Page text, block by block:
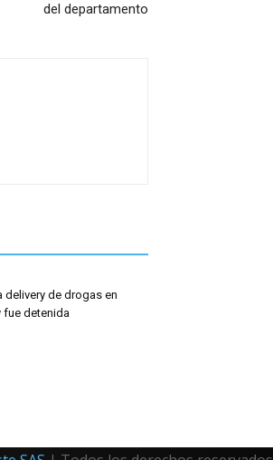
del departamento
delivery de drogas en
fue detenida